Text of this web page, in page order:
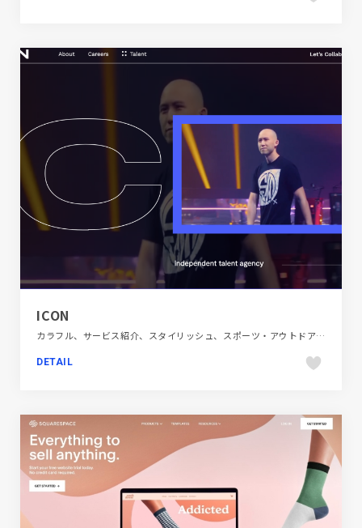
ICON
カラフル、サービス紹介、スタイリッシュ、スポーツ・アウトドア、ダイナミック、ブラック系 、ブランド・サービスサイト、ホワイト系、モーション多め、海外サイト
DETAIL